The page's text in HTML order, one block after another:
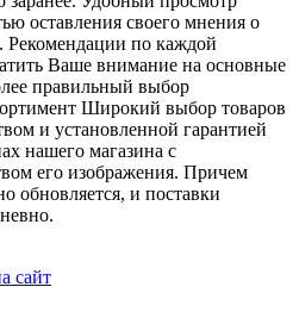
оставления своего мнения о
Рекомендации по каждой
Ваше внимание на основные
правильный выбор
Широкий выбор товаров
и установленной гарантией
нашего магазина с
его изображения. Причем
обновляется, и поставки
сайт